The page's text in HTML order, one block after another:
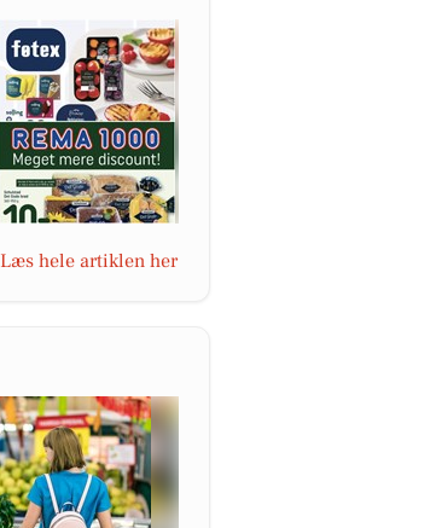
Læs hele artiklen her